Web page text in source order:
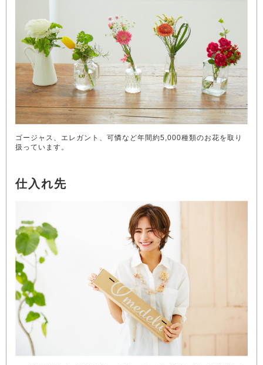
ゴージャス、エレガント、可憐など年間約5,000種類のお花を取り
扱っています。
仕入れ先